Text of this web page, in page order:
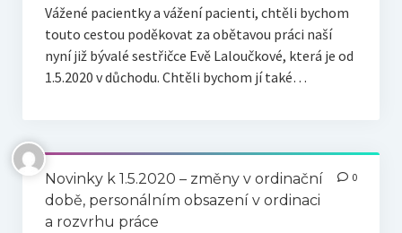
Vážené pacientky a vážení pacienti, chtěli bychom
touto cestou poděkovat za obětavou práci naší
nyní již bývalé sestřičce Evě Laloučkové, která je od
1.5.2020 v důchodu. Chtěli bychom jí také…
Novinky k 1.5.2020 – změny v ordinační
době, personálním obsazení v ordinaci
a rozvrhu práce
0